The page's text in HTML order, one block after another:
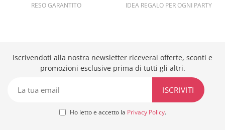
RESO GARANTITO IDEA REGALO PER OGNI PARTY
Iscrivendoti alla nostra newsletter riceverai offerte, sconti e
promozioni esclusive prima di tutti gli altri.
Ho letto e accetto la Privacy Policy.